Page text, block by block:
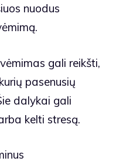
nuodus
gali reikšti,
pasenusių
dalykai gali
kelti stresą.